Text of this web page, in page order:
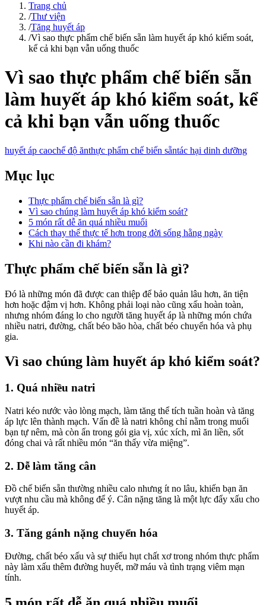
Trang chủ
/Thư viện
/Tăng huyết áp
/Vì sao thực phẩm chế biến sẵn làm huyết áp khó kiểm soát,
kể cả khi bạn vẫn uống thuốc
Vì sao thực phẩm chế biến sẵn
làm huyết áp khó kiểm soát, kể
cả khi bạn vẫn uống thuốc
huyết áp caochế độ ănthực phẩm chế biến sẵntác hại dinh dưỡng
Mục lục
Thực phẩm chế biến sẵn là gì?
Vì sao chúng làm huyết áp khó kiểm soát?
5 món rất dễ ăn quá nhiều muối
Cách thay thế thực tế hơn trong đời sống hằng ngày
Khi nào cần đi khám?
Thực phẩm chế biến sẵn là gì?
Đó là những món đã được can thiệp để bảo quản lâu hơn, ăn tiện
hơn hoặc đậm vị hơn. Không phải loại nào cũng xấu hoàn toàn,
nhưng nhóm đáng lo cho người tăng huyết áp là những món chứa
nhiều natri, đường, chất béo bão hòa, chất béo chuyển hóa và phụ
gia.
Vì sao chúng làm huyết áp khó kiểm soát?
1. Quá nhiều natri
Natri kéo nước vào lòng mạch, làm tăng thể tích tuần hoàn và tăng
áp lực lên thành mạch. Vấn đề là natri không chỉ nằm trong muối
bạn tự nêm, mà còn ẩn trong gói gia vị, xúc xích, mì ăn liền, sốt
đóng chai và rất nhiều món “ăn thấy vừa miệng”.
2. Dễ làm tăng cân
Đồ chế biến sẵn thường nhiều calo nhưng ít no lâu, khiến bạn ăn
vượt nhu cầu mà không để ý. Cân nặng tăng là một lực đẩy xấu cho
huyết áp.
3. Tăng gánh nặng chuyển hóa
Đường, chất béo xấu và sự thiếu hụt chất xơ trong nhóm thực phẩm
này làm xấu thêm đường huyết, mỡ máu và tình trạng viêm mạn
tính.